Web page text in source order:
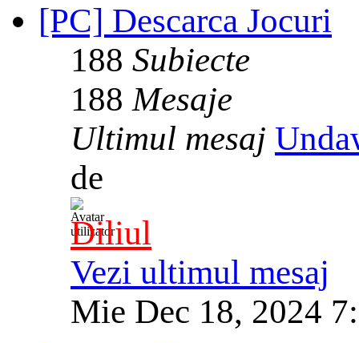
[PC] Descarca Jocuri
188 Subiecte
188 Mesaje
Ultimul mesaj
de
Diliul
Vezi ultimul mesaj
Mie Dec 18, 2024